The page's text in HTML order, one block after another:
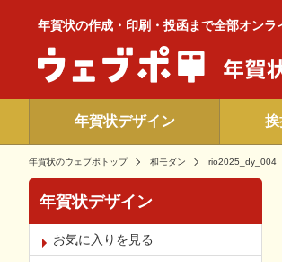
年賀状の作成・印刷・投函まで全部オンラ
年賀状デザイン
年賀状のウェブポトップ 和モダン rio2025_dy_004
年賀状デザイン
お気に入りを見る